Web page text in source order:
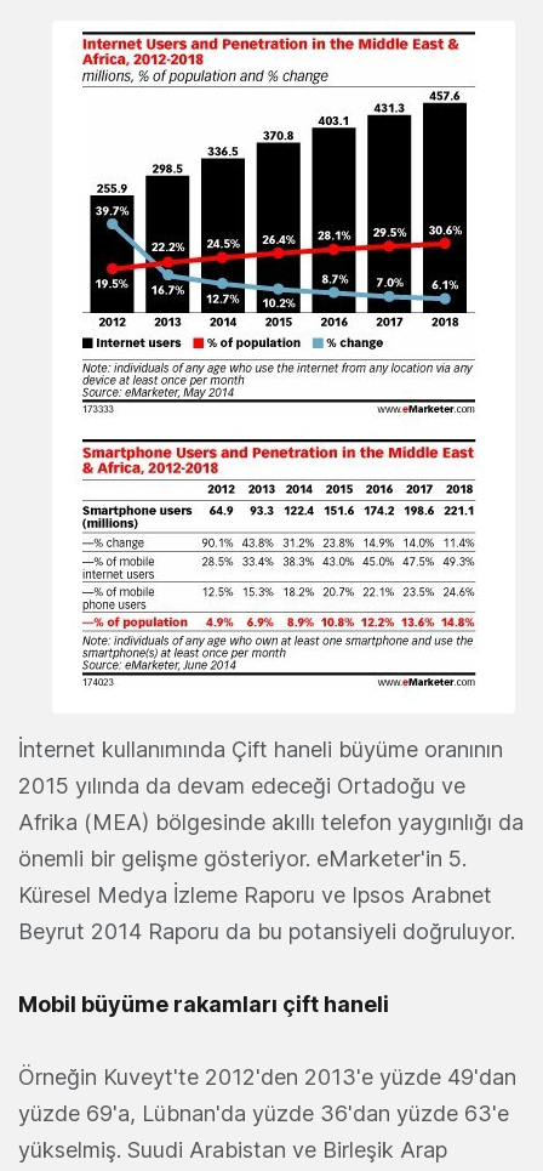
İnternet kullanımında Çift haneli büyüme oranının
2015 yılında da devam edeceği Ortadoğu ve
Afrika (MEA) bölgesinde akıllı telefon yaygınlığı da
önemli bir gelişme gösteriyor. eMarketer'in 5.
Küresel Medya İzleme Raporu ve Ipsos Arabnet
Beyrut 2014 Raporu da bu potansiyeli doğruluyor.
Mobil büyüme rakamları çift haneli
Örneğin Kuveyt'te 2012'den 2013'e yüzde 49'dan
yüzde 69'a, Lübnan'da yüzde 36'dan yüzde 63'e
yükselmiş. Suudi Arabistan ve Birleşik Arap